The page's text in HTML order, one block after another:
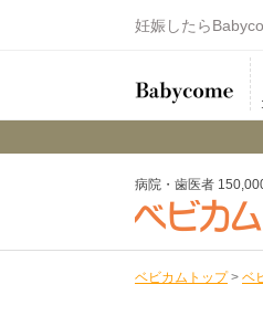
妊娠したら
病院・歯医者
ベビカムトップ > ベ